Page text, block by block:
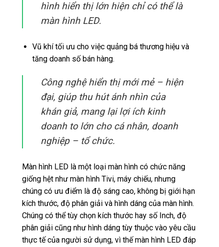
hình hiển thị lớn hiện chỉ có thể là
màn hình LED.
Vũ khí tối ưu cho việc quảng bá thương hiệu và
tăng doanh số bán hàng.
Công nghệ hiển thị mới mẻ – hiện
đại, giúp thu hút ánh nhìn của
khán giả, mang lại lợi ích kinh
doanh to lớn cho cá nhân, doanh
nghiệp – tổ chức.
Màn hình LED là một loại màn hình có chức năng
giống hệt như màn hình Tivi, máy chiếu, nhưng
chúng có ưu điểm là độ sáng cao, không bị giới hạn
kích thước, độ phân giải và hình dáng của màn hình.
Chúng có thể tùy chọn kích thước hay số Inch, độ
phân giải cũng như hình dáng tùy thuộc vào yêu cầu
thực tế của người sử dụng, vì thế màn hình LED đáp